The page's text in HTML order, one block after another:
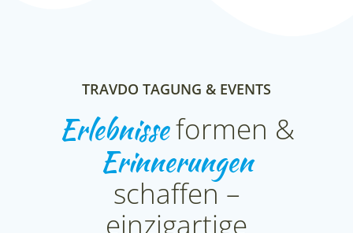
TRAVDO TAGUNG & EVENTS
Erlebnisseformen &
Erinnerungen
schaffen –
einzigartige